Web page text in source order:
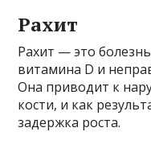
Рахит
Рахит — это
витамина D и
Она приводит к
кости, и как
задержка роста.